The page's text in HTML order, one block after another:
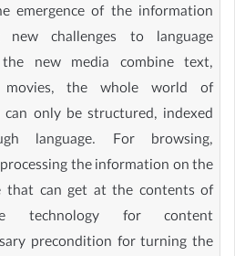
emergence of the information
challenges to language
new media combine text,
movies, the whole world of
only be structured, indexed
language. For browsing,
the information on the
that can get at the contents of
technology for content
precondition for turning the